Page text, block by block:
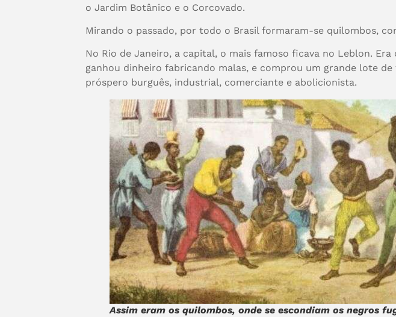
o Jardim Botânico e o Corcovado.
Mirando o passado, por todo o Brasil formaram-se quilombos,
No Rio de Janeiro, a capital, o mais famoso ficava no Leblon. Era
ganhou dinheiro fabricando malas, e comprou um grande lote
próspero burguês, industrial, comerciante e abolicionista.
Assim eram os quilombos, onde se escondiam os negros